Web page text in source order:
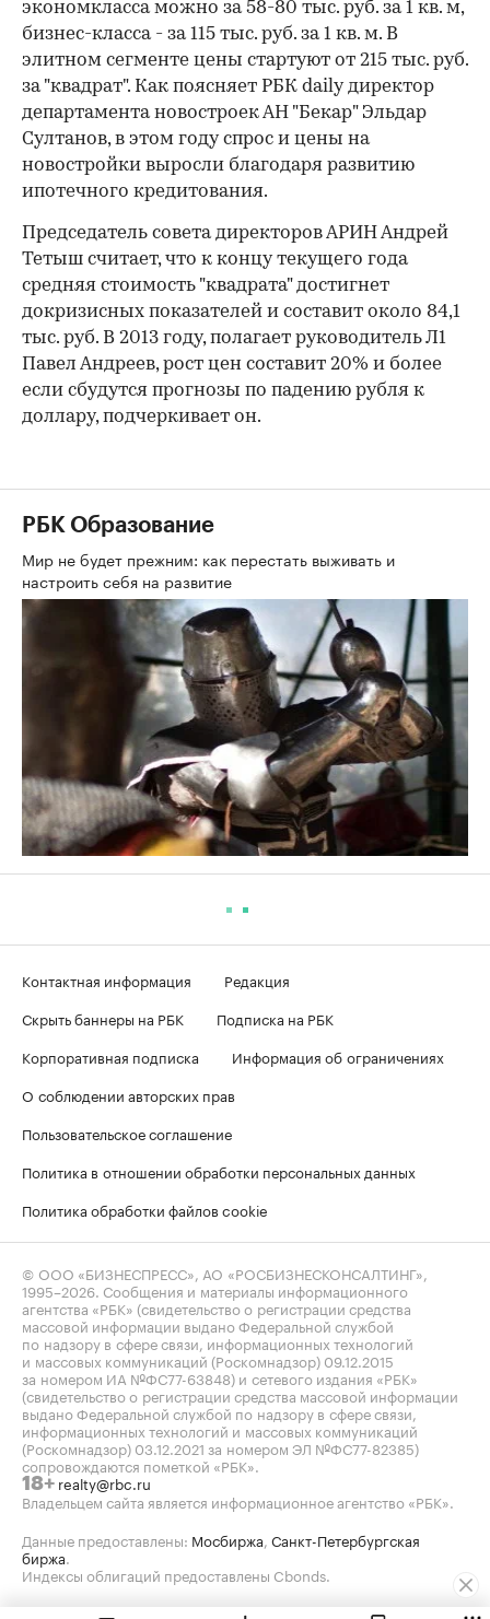
экономкласса можно за 58-80 тыс. руб. за 1 кв. м,
бизнес-класса - за 115 тыс. руб. за 1 кв. м. В
элитном сегменте цены стартуют от 215 тыс. руб.
за "квадрат". Как поясняет РБК daily директор
департамента новостроек АН "Бекар" Эльдар
Султанов, в этом году спрос и цены на
новостройки выросли благодаря развитию
ипотечного кредитования.
Председатель совета директоров АРИН Андрей
Тетыш считает, что к концу текущего года
средняя стоимость "квадрата" достигнет
докризисных показателей и составит около 84,1
тыс. руб. В 2013 году, полагает руководитель Л1
Павел Андреев, рост цен составит 20% и более
если сбудутся прогнозы по падению рубля к
доллару, подчеркивает он.
РБК Образование
Мир не будет прежним: как перестать выживать и
настроить себя на развитие
Контактная информация
Редакция
Скрыть баннеры на РБК
Подписка на РБК
Корпоративная подписка
Информация об ограничениях
О соблюдении авторских прав
Пользовательское соглашение
Политика в отношении обработки персональных данных
Политика обработки файлов cookie
© ООО «БИЗНЕСПРЕСС», АО «РОСБИЗНЕСКОНСАЛТИНГ»,
1995–2026. Сообщения и материалы информационного
агентства «РБК» (свидетельство о регистрации средства
массовой информации выдано Федеральной службой
по надзору в сфере связи, информационных технологий
и массовых коммуникаций (Роскомнадзор) 09.12.2015
за номером ИА №ФС77-63848) и сетевого издания «РБК»
(свидетельство о регистрации средства массовой информации
выдано Федеральной службой по надзору в сфере связи,
информационных технологий и массовых коммуникаций
(Роскомнадзор) 03.12.2021 за номером ЭЛ №ФС77-82385)
сопровождаются пометкой «РБК».
18+ realty@rbc.ru
Владельцем сайта является информационное агентство «РБК».
Данные предоставлены: Мосбиржа, Санкт-Петербургская
биржа.
Индексы облигаций предоставлены Cbonds.